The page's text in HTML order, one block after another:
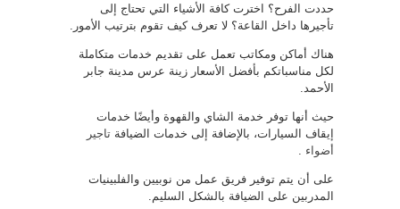
حددت الفرح؟ اخترت كافة الأشياء التي تحتاج إلى
تأجيرها داخل القاعة؟ لا تعرف كيف تقوم بترتيب الأمور.
هناك أماكن ومكاتب تعمل على تقديم خدمات متكاملة
لكل مناسباتكم بأفضل الأسعار زينة عرس مدينة جابر
الأحمد.
حيث أنها توفر خدمة الشاي والقهوة وأيضًا خدمات
إيقاف السيارات، بالإضافة إلى خدمات الضيافة تاجير
أضواء
على أن يتم توفير فريق عمل من نوبيين والفلبينيات
المدربين على الضيافة بالشكل السليم.